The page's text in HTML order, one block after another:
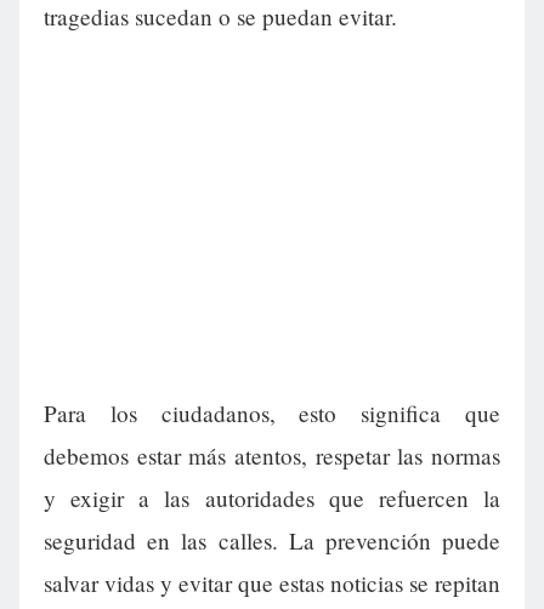
tragedias sucedan o se puedan evitar.
Para los ciudadanos, esto significa que
debemos estar más atentos, respetar las normas
y exigir a las autoridades que refuercen la
seguridad en las calles. La prevención puede
salvar vidas y evitar que estas noticias se repitan